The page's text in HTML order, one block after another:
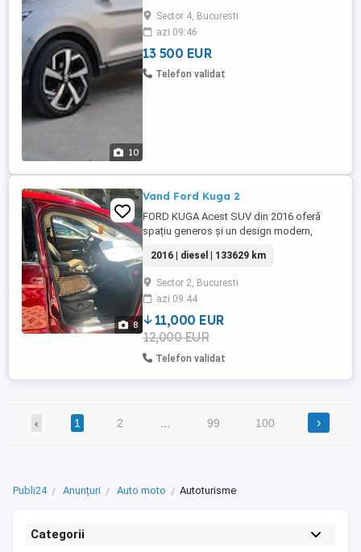
10
Consum mixt extrem de redus, ideal
pentru oraș și drumuri lungi, oferind
confort, siguranță și tehnologie modernă.
Versatil pentru utilizare urbană ...
Sector 4, Bucuresti
azi 09:46
13 500 EUR
Telefon validat
8
Vand Ford Kuga 2
FORD KUGA Acest SUV din 2016 oferă
spațiu generos și un design modern,
Vehiculul este bine întreținut și are o
culoare roșie atractivă, fiind înmatriculat
din iunie 2016. 5 uși pentru acces facil 5
locuri confortabile Generația: II (2012
2019) ...
2016 | diesel | 133629 km
Sector 2, Bucuresti
azi 09:44
11,000 EUR
12,000 EUR
Telefon validat
‹ 1 2 99 100 ›
Publi24 Anunțuri Auto moto Autoturisme
Categorii